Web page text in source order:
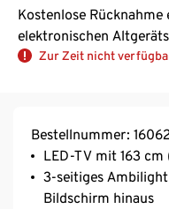
Kostenlose Rücknahme
elektronischen
Zur Zeit nicht
Bestellnummer:
LED-TV mit 163
3-seitiges
Bildschirm hinaus